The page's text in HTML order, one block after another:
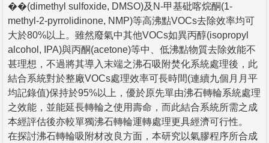
��(dimethyl sulfoxide, DMSO)及N-甲基砒喀烷酮(1-
methyl-2-pyrrolidinone, NMP)等高沸點VOCs去除效率均可
大於80%以上。雖然廢氣中其他VOCs如異丙醇(isopropyl
alcohol, IPA)與丙酮(acetone)等中、低沸點物質去除效能不
甚理想，不過將其導入末端之沸石吸附焚化系統處理後，此
結合系統對於整廠VOCs處理效率可長時間(連續九個月月平
均記錄值)保持於95%以上，優於原先單由沸石轉輪系統處理
之效能，並能延長轉輪之使用壽命，而此結合系統所需之成
本經評估後亦較單獨沸石轉輪運轉處理更具經濟可行性。
在探討沸石轉輪吸附材改良方面，本研究以氣膠程序所合成